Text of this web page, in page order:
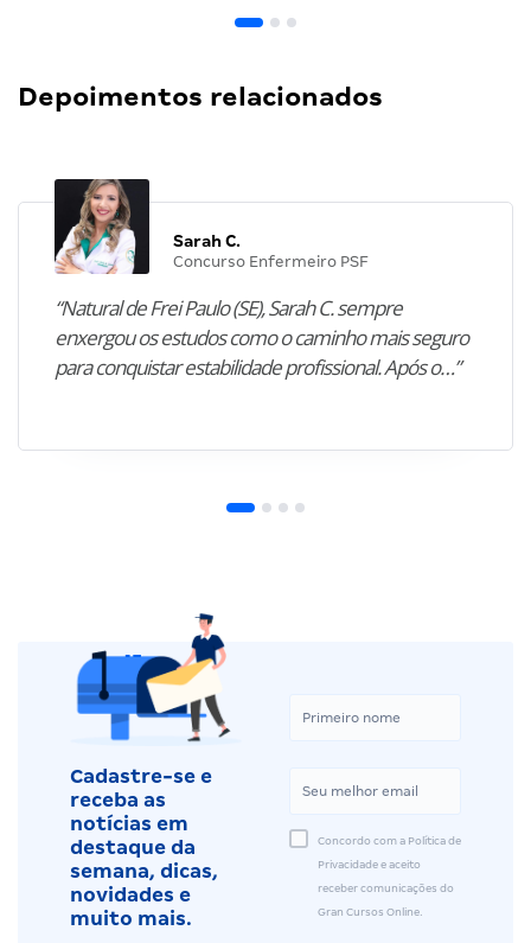
Depoimentos relacionados
Sarah C.
Concurso Enfermeiro PSF
“Natural de Frei Paulo (SE), Sarah C. sempre
enxergou os estudos como o caminho mais seguro
para conquistar estabilidade profissional. Após o…”
Cadastre-se e
receba as
notícias em
destaque da
semana, dicas,
novidades e
muito mais.
Concordo com a Política de
Privacidade e aceito
receber comunicações do
Gran Cursos Online.